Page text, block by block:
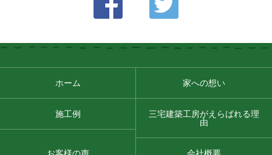
ホーム 家への想い
施工例
三宅建築工房がえらばれる理
由